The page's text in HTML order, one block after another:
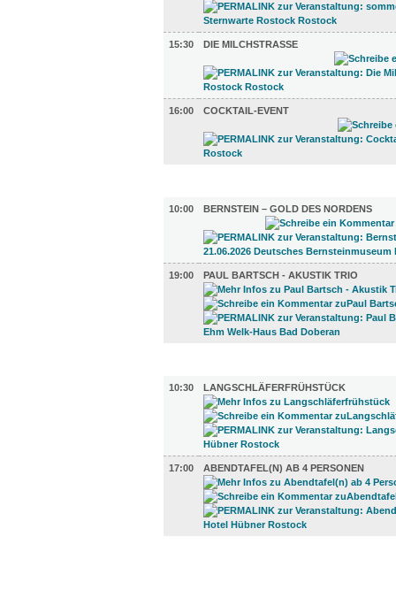
15:30 DIE MILCHSTRASSE
16:00 COCKTAIL-EVENT
10:00
BERNSTEIN – GOLD DES NORDENS
19:00 PAUL BARTSCH - AKUSTIK TRIO
10:30
LANGSCHLÄFERFRÜHSTÜCK
17:00 ABENDTAFEL(N) AB 4 PERSONEN